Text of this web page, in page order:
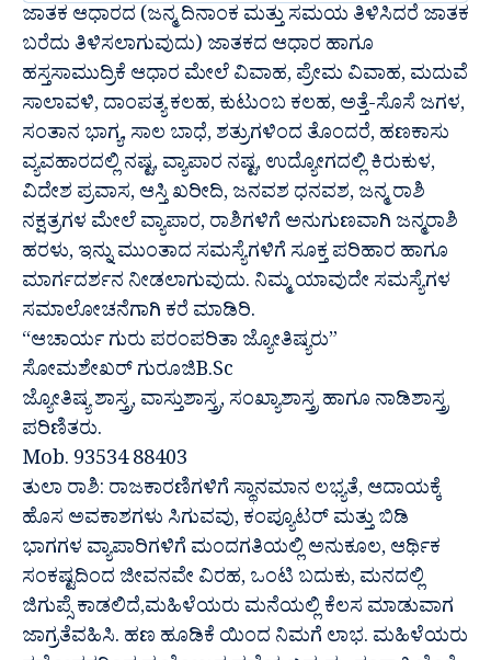
ಜಾತಕ ಆಧಾರದ (ಜನ್ಮ ದಿನಾಂಕ ಮತ್ತು ಸಮಯ ತಿಳಿಸಿದರೆ ಜಾತಕ
ಬರೆದು ತಿಳಿಸಲಾಗುವುದು) ಜಾತಕದ ಆಧಾರ ಹಾಗೂ
ಹಸ್ತಸಾಮುದ್ರಿಕೆ ಆಧಾರ ಮೇಲೆ ವಿವಾಹ, ಪ್ರೇಮ ವಿವಾಹ, ಮದುವೆ
ಸಾಲಾವಳಿ, ದಾಂಪತ್ಯ ಕಲಹ, ಕುಟುಂಬ ಕಲಹ, ಅತ್ತೆ-ಸೊಸೆ ಜಗಳ,
ಸಂತಾನ ಭಾಗ್ಯ, ಸಾಲ ಬಾಧೆ, ಶತ್ರುಗಳಿಂದ ತೊಂದರೆ, ಹಣಕಾಸು
ವ್ಯವಹಾರದಲ್ಲಿ ನಷ್ಟ, ವ್ಯಾಪಾರ ನಷ್ಟ, ಉದ್ಯೋಗದಲ್ಲಿ ಕಿರುಕುಳ,
ವಿದೇಶ ಪ್ರವಾಸ, ಆಸ್ತಿ ಖರೀದಿ, ಜನವಶ ಧನವಶ, ಜನ್ಮ ರಾಶಿ
ನಕ್ಷತ್ರಗಳ ಮೇಲೆ ವ್ಯಾಪಾರ, ರಾಶಿಗಳಿಗೆ ಅನುಗುಣವಾಗಿ ಜನ್ಮರಾಶಿ
ಹರಳು, ಇನ್ನು ಮುಂತಾದ ಸಮಸ್ಯೆಗಳಿಗೆ ಸೂಕ್ತ ಪರಿಹಾರ ಹಾಗೂ
ಮಾರ್ಗದರ್ಶನ ನೀಡಲಾಗುವುದು. ನಿಮ್ಮ ಯಾವುದೇ ಸಮಸ್ಯೆಗಳ
ಸಮಾಲೋಚನೆಗಾಗಿ ಕರೆ ಮಾಡಿರಿ.
“ಆಚಾರ್ಯ ಗುರು ಪರಂಪರಿತಾ ಜ್ಯೋತಿಷ್ಯರು”
ಸೋಮಶೇಖರ್ ಗುರೂಜಿB.Sc
ಜ್ಯೋತಿಷ್ಯ ಶಾಸ್ತ್ರ, ವಾಸ್ತುಶಾಸ್ತ್ರ, ಸಂಖ್ಯಾಶಾಸ್ತ್ರ ಹಾಗೂ ನಾಡಿಶಾಸ್ತ್ರ
ಪರಿಣಿತರು.
Mob. 93534 88403
ತುಲಾ ರಾಶಿ: ರಾಜಕಾರಣಿಗಳಿಗೆ ಸ್ಥಾನಮಾನ ಲಭ್ಯತೆ, ಆದಾಯಕ್ಕೆ
ಹೊಸ ಅವಕಾಶಗಳು ಸಿಗುವವು, ಕಂಪ್ಯೂಟರ್ ಮತ್ತು ಬಿಡಿ
ಭಾಗಗಳ ವ್ಯಾಪಾರಿಗಳಿಗೆ ಮಂದಗತಿಯಲ್ಲಿ ಅನುಕೂಲ, ಆರ್ಥಿಕ
ಸಂಕಷ್ಟದಿಂದ ಜೀವನವೇ ವಿರಹ, ಒಂಟಿ ಬದುಕು, ಮನದಲ್ಲಿ
ಜಿಗುಪ್ಸೆ ಕಾಡಲಿದೆ,ಮಹಿಳೆಯರು ಮನೆಯಲ್ಲಿ ಕೆಲಸ ಮಾಡುವಾಗ
ಜಾಗ್ರತೆವಹಿಸಿ. ಹಣ ಹೂಡಿಕೆ ಯಿಂದ ನಿಮಗೆ ಲಾಭ. ಮಹಿಳೆಯರು